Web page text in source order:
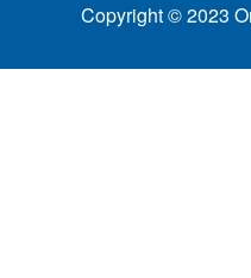
Copyright © 2023